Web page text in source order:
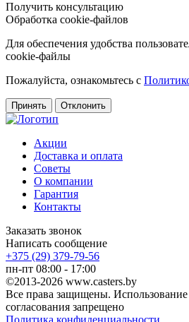
Получить консультацию
Обработка cookie-файлов
Для обеспечения удобства
cookie-файлы
Пожалуйста, ознакомьтесь с
Принять Отклонить
Акции
Доставка и оплата
Советы
О компании
Гарантия
Контакты
Заказать звонок
Написать сообщение
+375 (29) 379-79-56
пн-пт 08:00 - 17:00
©2013-2026 www.casters.by
Все права защищены. Использование
согласования запрещено
Политика конфиденциальности